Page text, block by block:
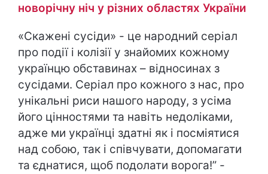
новорічну ніч у різних областях України
«Скажені сусіди» - це народний серіал
про події і колізії у знайомих кожному
українцю обставинах – відносинах з
сусідами. Серіал про кожного з нас, про
унікальні риси нашого народу, з усіма
його цінностями та навіть недоліками,
адже ми українці здатні як і посміятися
над собою, так і співчувати, допомагати
та єднатися, щоб подолати ворога!” -